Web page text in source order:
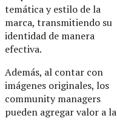
temática y estilo de la
marca, transmitiendo su
identidad de manera
efectiva.
Además, al contar con
imágenes originales, los
community managers
pueden agregar valor a la